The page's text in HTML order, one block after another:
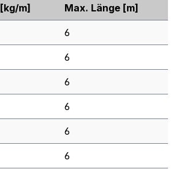
[kg/m] Max. Länge [m]
6
6
6
6
6
6